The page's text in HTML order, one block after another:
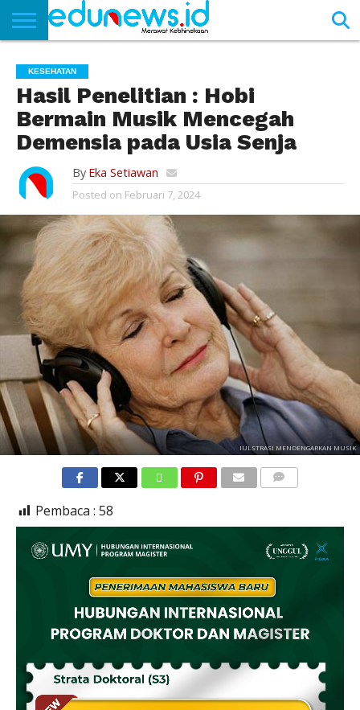
NEWS
EDUNEWS
LITERASI
PUSTAKA
SOSOK
TEKNO
KHASANAH
SASTRA
KESEHATAN
Hasil Penelitian : Hobi
Bermain Musik Mencegah
Demensia pada Usia Senja
By Eka Setiawan
Posted on Februari 7, 2024
IULSTRASI MENDENGARKAN MUSIK
Pembaca : 58